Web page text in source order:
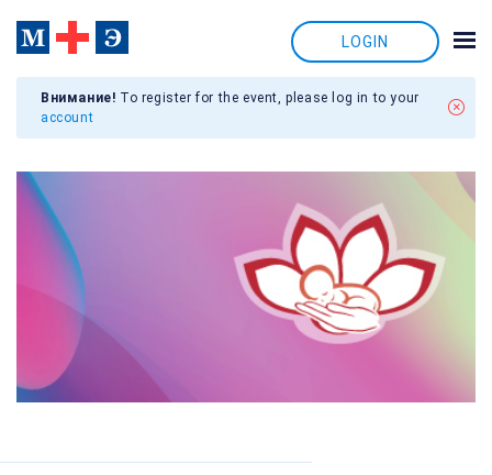
LOGIN
Внимание! To register for the event, please log in to your
account